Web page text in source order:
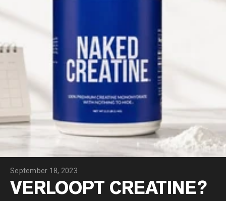
”Protein Powder“
”Micellar Casein“
PROTEIN POWDERS Best Seller
Erwteneiwit
Grasgevoerd Wei Eiwit Poeder
Collageenpeptiden
Chocolade Grasgevoerde Wei
Vanille grasgevoerde wei
Weidegevoerde wei
Shop All Protein Powders
VEGAN PROTEIN
Erwteneiwit
September 18, 2023
VERLOOPT CREATINE?